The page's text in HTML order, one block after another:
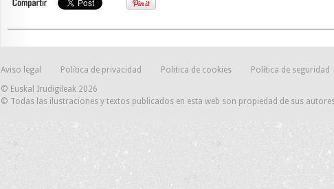
Aviso legal Política de privacidad Politica de cookies Política de seguridad
© Euskal Irudigileak 2026
© Todas las ilustraciones y textos publicados en esta web son propiedad de sus